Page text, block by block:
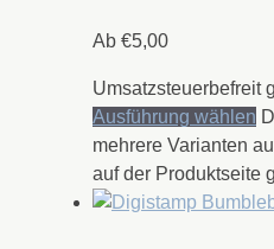
Ab €5,00
Umsatzsteuerbefreit
Ausführung wählen
mehrere Varianten
auf der Produktseite